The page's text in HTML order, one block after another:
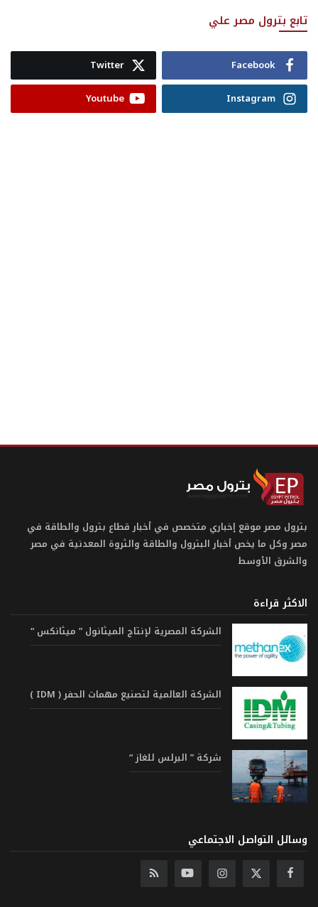
تابع بترول مصر علي
Facebook
Twitter
Instagram
Youtube
بترول مصر موقع إخباري متخصص في أخبار قطاع بترول والطاقة في
مصر وكل ما يخص أخبار البترول والطاقة والثروة المعدنية في مصر
والشرق الأوسط
الاكثر قراءة
الشركة المصرية لإنتاج الميثانول ” ميثانكس “
الشركة العالمية لتصنيع مهمات الحفر ( IDM )
شركة ” البرلس للغاز “
وسائل التواصل الاجتماعي